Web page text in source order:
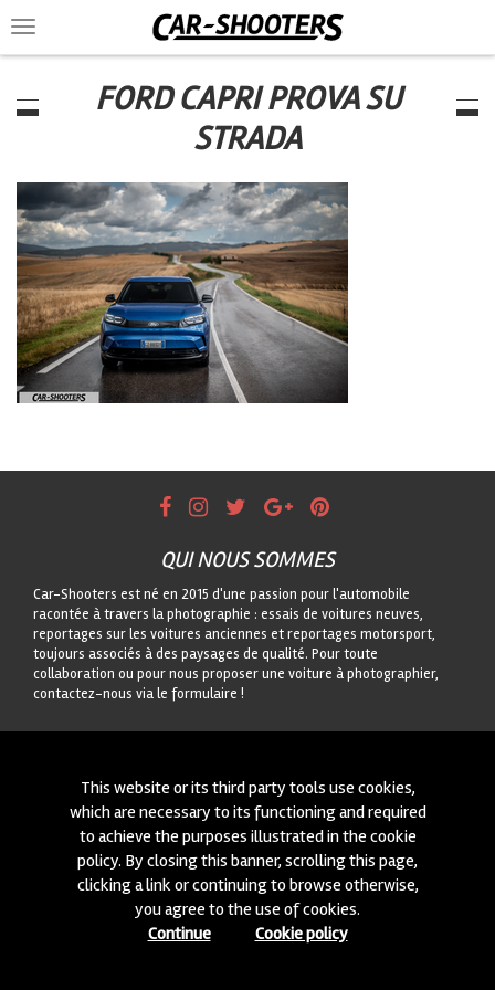
Toggle
navigation
FORD CAPRI PROVA SU
STRADA
QUI NOUS SOMMES
Car-Shooters est né en 2015 d'une passion pour l'automobile
racontée à travers la photographie : essais de voitures neuves,
reportages sur les voitures anciennes et reportages motorsport,
toujours associés à des paysages de qualité. Pour toute
collaboration ou pour nous proposer une voiture à photographier,
contactez-nous via le formulaire !
CONTACTEZ-NOUS
nouvelles voitures à photographier! Ecrivez-nous à travers notre
moduleiçi!
© 2015-2026 CAR-SHOOTERS. ALL RIGHTS RESERVED.
This website or its third party tools use cookies,
which are necessary to its functioning and required
to achieve the purposes illustrated in the cookie
policy. By closing this banner, scrolling this page,
clicking a link or continuing to browse otherwise,
you agree to the use of cookies.
Continue
Cookie policy